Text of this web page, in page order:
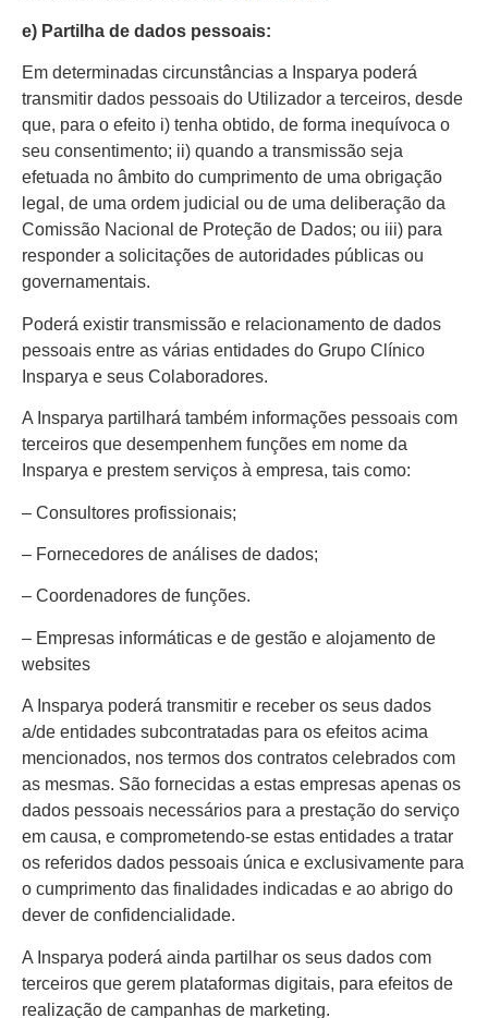
e) Partilha de dados pessoais:
Em determinadas circunstâncias a Insparya poderá
transmitir dados pessoais do Utilizador a terceiros, desde
que, para o efeito i) tenha obtido, de forma inequívoca o
seu consentimento; ii) quando a transmissão seja
efetuada no âmbito do cumprimento de uma obrigação
legal, de uma ordem judicial ou de uma deliberação da
Comissão Nacional de Proteção de Dados; ou iii) para
responder a solicitações de autoridades públicas ou
governamentais.
Poderá existir transmissão e relacionamento de dados
pessoais entre as várias entidades do Grupo Clínico
Insparya e seus Colaboradores.
A Insparya partilhará também informações pessoais com
terceiros que desempenhem funções em nome da
Insparya e prestem serviços à empresa, tais como:
– Consultores profissionais;
– Fornecedores de análises de dados;
– Coordenadores de funções.
– Empresas informáticas e de gestão e alojamento de
websites
A Insparya poderá transmitir e receber os seus dados
a/de entidades subcontratadas para os efeitos acima
mencionados, nos termos dos contratos celebrados com
as mesmas. São fornecidas a estas empresas apenas os
dados pessoais necessários para a prestação do serviço
em causa, e comprometendo-se estas entidades a tratar
os referidos dados pessoais única e exclusivamente para
o cumprimento das finalidades indicadas e ao abrigo do
dever de confidencialidade.
A Insparya poderá ainda partilhar os seus dados com
terceiros que gerem plataformas digitais, para efeitos de
realização de campanhas de marketing.